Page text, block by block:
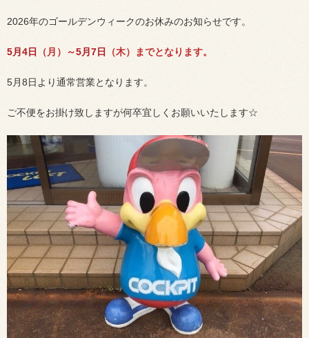
2026年のゴールデンウィークのお休みのお知らせです。
5月 4日 （月）～5月 7日 （木）までとなります。
5月8日 より通常営業となります。
ご不便をお掛け致しますが何卒宜しくお願いいたします☆